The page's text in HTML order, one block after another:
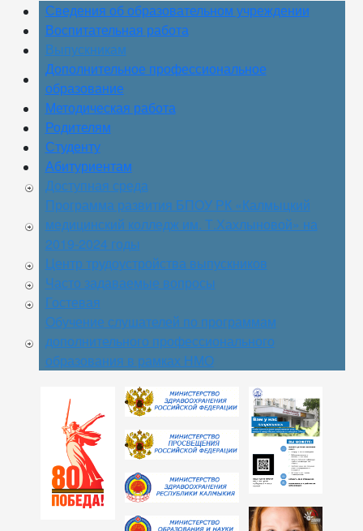
Сведения об образовательном учреждении
Воспитательная работа
Выпускникам
Дополнительное профессиональное
образование
Методическая работа
Родителям
Студенту
Абитуриентам
Доступная среда
Программа развития БПОУ РК «Калмыцкий
медицинский колледж им. Т.Хахлыновой» на
2019-2024 годы
Центр трудоустройства выпускников
Часто задаваемые вопросы
Гостевая
Обучение слушателей по программам
дополнительного профессионального
образования в рамках НМО